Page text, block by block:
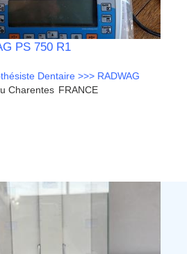
PS 750 R1
Dentaire >>> RADWAG
Charentes FRANCE